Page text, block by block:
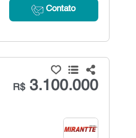
Contato
R$3.100.000